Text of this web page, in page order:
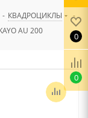
- КВАДРОЦИКЛЫ
-
AU 200
0
0